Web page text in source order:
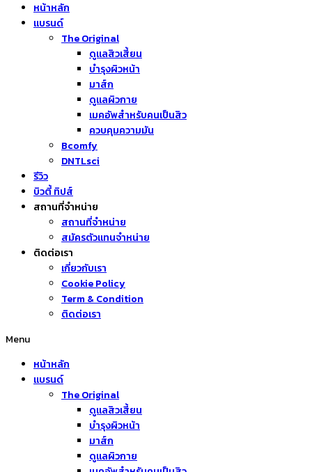
หน้าหลัก
แบรนด์
The Original
ดูแลสิวเสี้ยน
บำรุงผิวหน้า
มาส์ก
ดูแลผิวกาย
เมคอัพสำหรับคนเป็นสิว
ควบคุมความมัน
Bcomfy
DNTLsci
รีวิว
บิวตี้ ทิปส์
สถานที่จำหน่าย
สถานที่จำหน่าย
สมัครตัวแทนจำหน่าย
ติดต่อเรา
เกี่ยวกับเรา
Cookie Policy
Term & Condition
ติดต่อเรา
Menu
หน้าหลัก
แบรนด์
The Original
ดูแลสิวเสี้ยน
บำรุงผิวหน้า
มาส์ก
ดูแลผิวกาย